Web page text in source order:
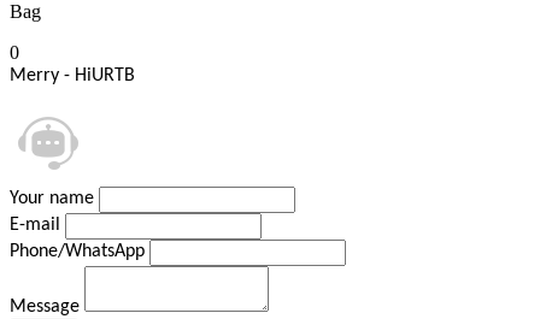
Bag
0
Your name
E-mail
Phone/WhatsApp
Message